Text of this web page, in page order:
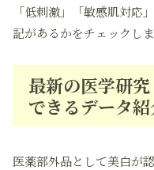
「低刺激」「敏感肌対応
記があるかをチェックしま
最新の医学研
できるデータ紹
医薬部外品として美白が